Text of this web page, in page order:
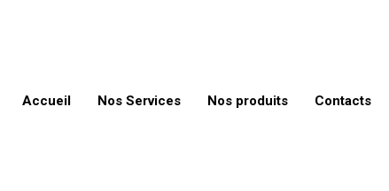
Accueil Nos Services Nos produits Contacts